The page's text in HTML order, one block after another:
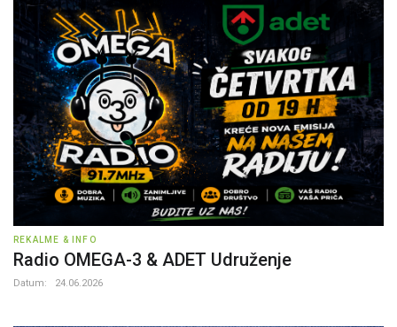
REKALME & INFO
Radio OMEGA-3 & ADET Udruženje
Datum: 24.06.2026